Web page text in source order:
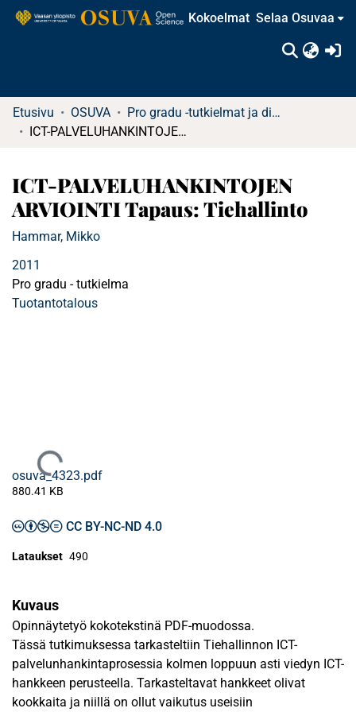
Kokoelmat Selaa Osuvaa
Etusivu OSUVA
Pro gradu -tutkielmat ja diplomityöt
ICT-PALVELUHANKINTOJEN ARVIOINTI Tapaus: Tiehallinto
ICT-PALVELUHANKINTOJEN
ARVIOINTI Tapaus: Tiehallinto
Hammar, Mikko
2011
Pro gradu - tutkielma
Tuotantotalous
Ladataan...
osuva_4323.pdf
880.41 KB
CC BY-NC-ND 4.0
Lataukset 490
Kuvaus
Opinnäytetyö kokotekstinä PDF-muodossa.
Tässä tutkimuksessa tarkasteltiin Tiehallinnon ICT-
palvelunhankintaprosessia kolmen loppuun asti viedyn ICT-
hankkeen perusteella. Tarkasteltavat hankkeet olivat
kookkaita ja niillä on ollut vaikutus useisiin